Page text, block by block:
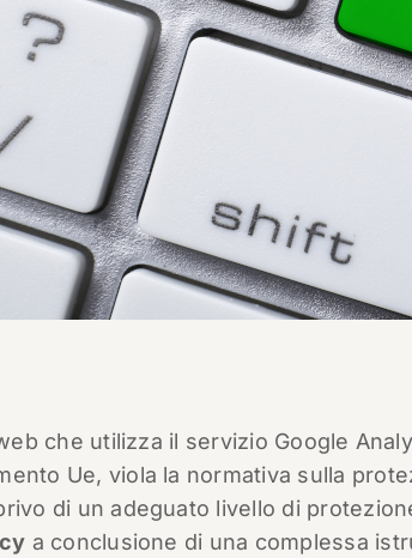
che utilizza il servizio Google
Ue, viola la normativa sulla
di un adeguato livello di
a conclusione di una complessa